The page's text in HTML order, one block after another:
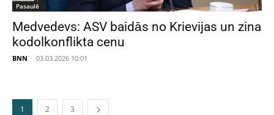
Pasaulē
Medvedevs: ASV baidās no Krievijas un zina
kodolkonflikta cenu
BNN - 03.03.2026 10:01
1 2 3